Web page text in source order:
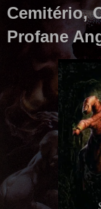
Cemitério,
Profane